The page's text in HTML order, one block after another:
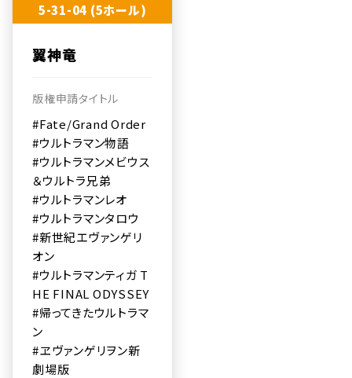
5-31-04 (5ホール)
翼神竜
版権申請タイトル
#Fate/Grand Order
#ウルトラマン物語
#ウルトラマンメビウス
＆ウルトラ兄弟
#ウルトラマンレオ
#ウルトラマンタロウ
#新世紀エヴァンゲリ
オン
#ウルトラマンティガ T
HE FINAL ODYSSEY
#帰ってきたウルトラマ
ン
#ヱヴァンゲリヲン新
劇場版